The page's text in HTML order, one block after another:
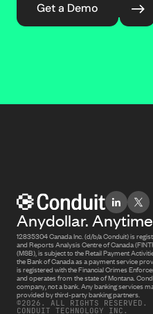
Get a Demo
Anydollar.
12835304 Canada Inc. (d/b/a Conduit) is
and Reports Analysis Centre of Canada
(MSB), is subject to the Retail Payment
the Bank of Canada as a payment service
is registered with the Financial Crimes
and operates from the state of Montana.
company, not a bank. Any banking services
provided by third-party banking partners.
©2026. ALL RIGHTS RESERVED.
CONDUIT TECHNOLOGY INC.